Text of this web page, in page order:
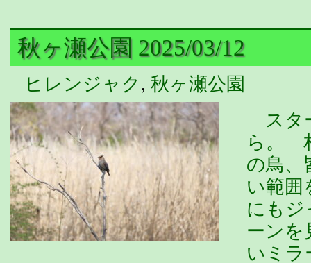
秋ヶ瀬公園 2025/03/12
ヒレンジャク , 秋ヶ瀬公園
スタ
ら。
の鳥、
い範
にもジ
ーンを
いミラ